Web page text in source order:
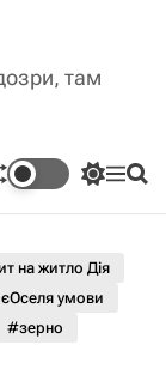
там
П
м
к
а
М П
на житло Дія
умови
#зерно